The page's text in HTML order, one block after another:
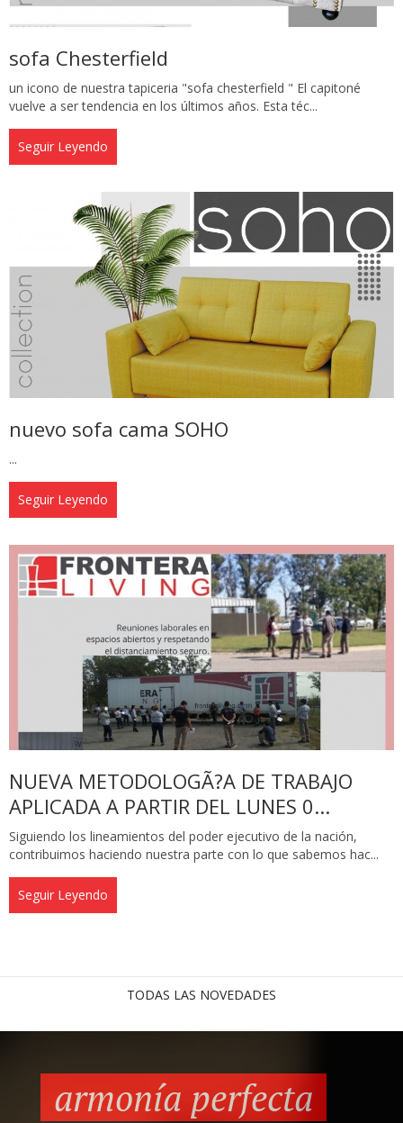
sofa Chesterfield
un icono de nuestra tapiceria "sofa chesterfield " El capitoné
vuelve a ser tendencia en los últimos años. Esta téc...
Seguir Leyendo
nuevo sofa cama SOHO
...
Seguir Leyendo
NUEVA METODOLOGÃ?A DE TRABAJO
APLICADA A PARTIR DEL LUNES 0...
Siguiendo los lineamientos del poder ejecutivo de la nación,
contribuimos haciendo nuestra parte con lo que sabemos hac...
Seguir Leyendo
TODAS LAS NOVEDADES
armonía perfecta